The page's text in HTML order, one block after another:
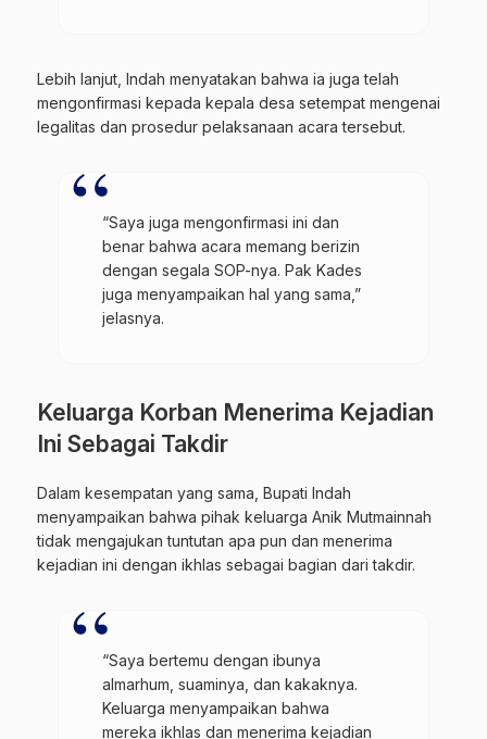
Lebih lanjut, Indah menyatakan bahwa ia juga telah
mengonfirmasi kepada kepala desa setempat mengenai
legalitas dan prosedur pelaksanaan acara tersebut.
“Saya juga mengonfirmasi ini dan
benar bahwa acara memang berizin
dengan segala SOP-nya. Pak Kades
juga menyampaikan hal yang sama,”
jelasnya.
Keluarga Korban Menerima Kejadian
Ini Sebagai Takdir
Dalam kesempatan yang sama, Bupati Indah
menyampaikan bahwa pihak keluarga Anik Mutmainnah
tidak mengajukan tuntutan apa pun dan menerima
kejadian ini dengan ikhlas sebagai bagian dari takdir.
“Saya bertemu dengan ibunya
almarhum, suaminya, dan kakaknya.
Keluarga menyampaikan bahwa
mereka ikhlas dan menerima kejadian